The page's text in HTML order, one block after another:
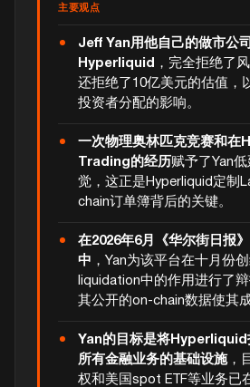
主要观点
Jeff Yan用他自己的做市公
Hyperliquid
，完全拒绝了
还拒绝了10亿美元的估值，
投资者分配的影响。
一次物理奥林匹克竞赛和在
Trading的经历赋予了Yan
觉，这正是Hyperliquid定制
chain订单簿背后的关键。
在2026年6月《华尔街日报
中 ，Yan为该平台在十月份
liquidation中的作用进行了
其公开的on-chain数据使其
Yan的目标是将Hyperliquid
所有金融业务的基础设施，
权和美国spot ETF等业务已